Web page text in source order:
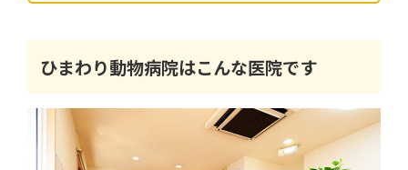
ひまわり動物病院はこんな医院です